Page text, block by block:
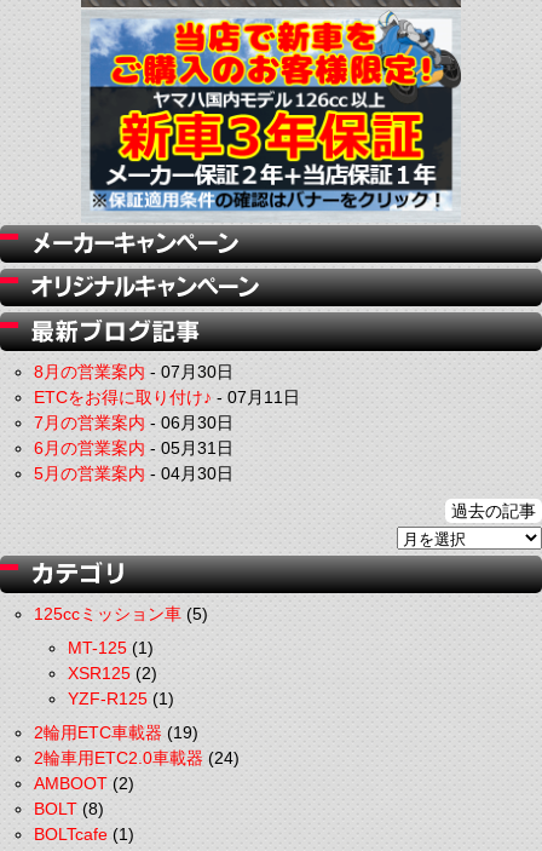
8月の営業案内-07月30日
ETCをお得に取り付け♪-07月11日
7月の営業案内-06月30日
6月の営業案内-05月31日
5月の営業案内-04月30日
過去の記事
125ccミッション車(5)
MT-125(1)
XSR125(2)
YZF-R125(1)
2輪用ETC車載器(19)
2輪車用ETC2.0車載器(24)
AMBOOT(2)
BOLT(8)
BOLTcafe(1)